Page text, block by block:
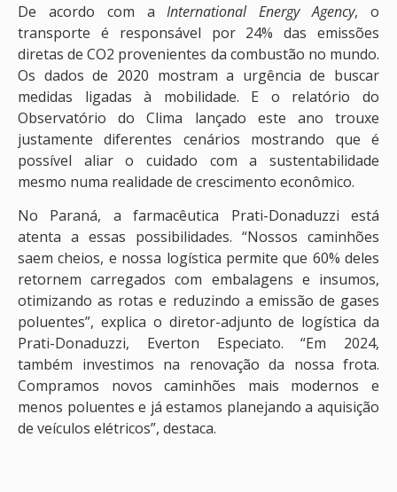
De acordo com aInternational Energy Agency, o
transporte é responsável por 24% das emissões
diretas de CO2 provenientes da combustão no mundo.
Os dados de 2020 mostram a urgência de buscar
medidas ligadas à mobilidade. E o relatório do
Observatório do Clima lançado este ano trouxe
justamente diferentes cenários mostrando que é
possível aliar o cuidado com a sustentabilidade
mesmo numa realidade de crescimento econômico.
No Paraná, a farmacêutica Prati-Donaduzzi está
atenta a essas possibilidades. “Nossos caminhões
saem cheios, e nossa logística permite que 60% deles
retornem carregados com embalagens e insumos,
otimizando as rotas e reduzindo a emissão de gases
poluentes”, explica o diretor-adjunto de logística da
Prati-Donaduzzi, Everton Especiato. “Em 2024,
também investimos na renovação da nossa frota.
Compramos novos caminhões mais modernos e
menos poluentes e já estamos planejando a aquisição
de veículos elétricos”, destaca.